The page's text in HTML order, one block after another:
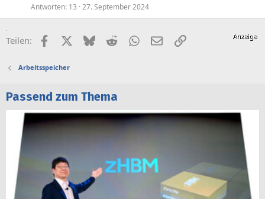
Antworten 13 27. September 2024
Teilen: FacebookX (Twitter)
BlueskyRedditWhatsApp
E-MailLink
Arbeitsspeicher
Passend zum Thema